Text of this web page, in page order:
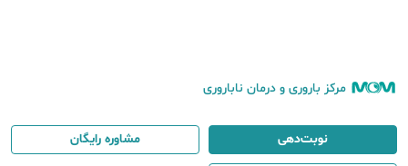
مرکز باروری و درمان ناباروری
نوبت‌دهی مشاوره رایگان